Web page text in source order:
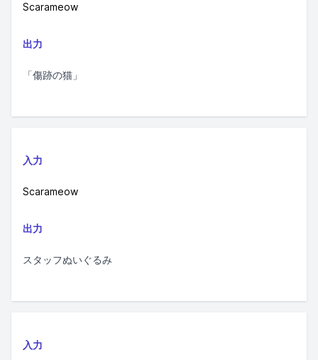
Scarameow
出力
「傷跡の猫」
入力
Scarameow
出力
スタッフぬいぐるみ
入力